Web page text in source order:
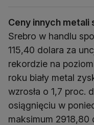
Ceny innych
Srebro w handlu
115,40 dolara za
rekordzie na
roku biały metal
wzrosła o 1,7 proc.
osiągnięciu w
maksimum 2918,80